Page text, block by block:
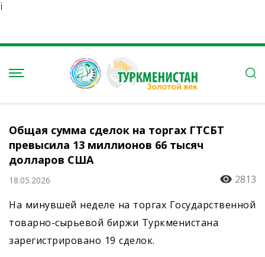
Ï
Общая сумма сделок на торгах ГТСБТ
превысила 13 миллионов 66 тысяч
долларов США
18.05.2026
2813
На минувшей неделе на торгах Государственной
товарно-сырьевой биржи Туркменистана
зарегистрировано 19 сделок.